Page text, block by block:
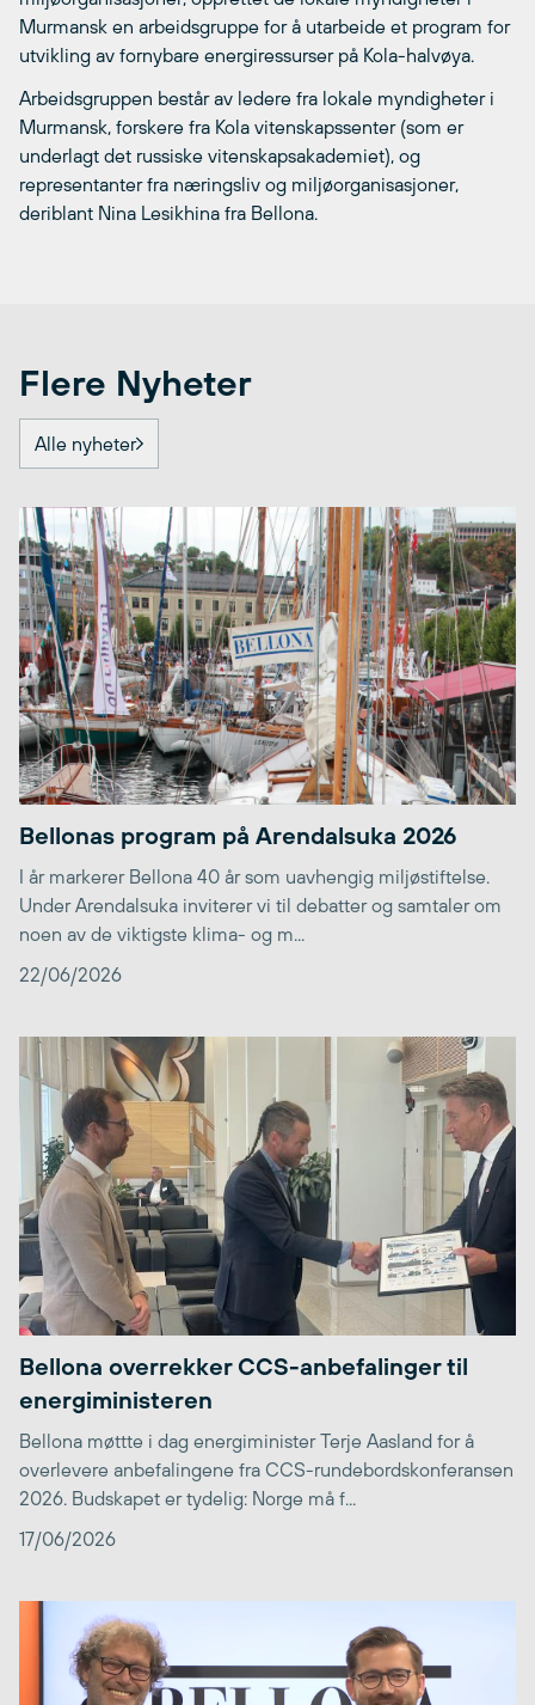
Murmansk en arbeidsgruppe for å utarbeide et program for
utvikling av fornybare energiressurser på Kola-halvøya.
Arbeidsgruppen består av ledere fra lokale myndigheter i
Murmansk, forskere fra Kola vitenskapssenter (som er
underlagt det russiske vitenskapsakademiet), og
representanter fra næringsliv og miljøorganisasjoner,
deriblant Nina Lesikhina fra Bellona.
Flere Nyheter
Alle nyheter
Bellonas program på Arendalsuka 2026
I år markerer Bellona 40 år som uavhengig miljøstiftelse.
Under Arendalsuka inviterer vi til debatter og samtaler om
noen av de viktigste klima- og m...
22/06/2026
Bellona overrekker CCS-anbefalinger til
energiministeren
Bellona møttte i dag energiminister Terje Aasland for å
overlevere anbefalingene fra CCS-rundebordskonferansen
2026. Budskapet er tydelig: Norge må f...
17/06/2026